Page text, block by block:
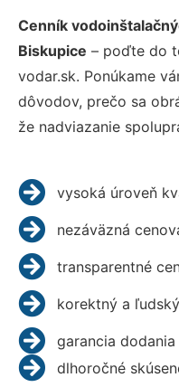
Cenník
Biskupice – poďte do
vodar.sk. Ponúkame
dôvodov, prečo sa
že nadviazanie
vysoká úroveň
nezáväzná
transparentné
korektný a
garancia
dlhoročné